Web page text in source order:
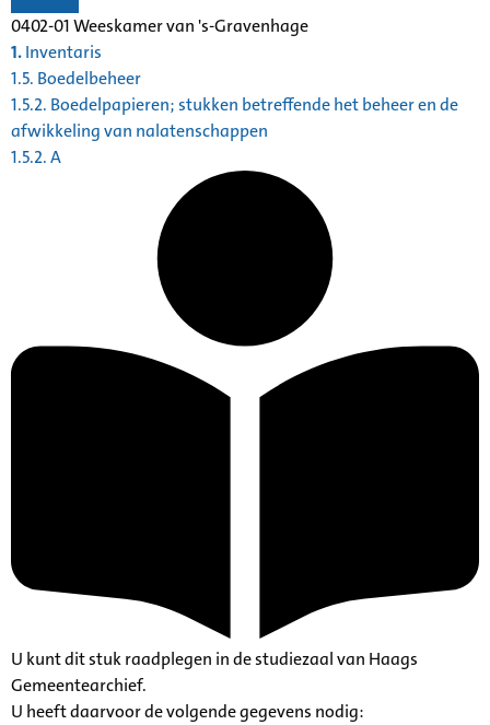
0402-01 Weeskamer van 's-Gravenhage
1.Inventaris
1.5. Boedelbeheer
1.5.2. Boedelpapieren; stukken betreffende het beheer en de
afwikkeling van nalatenschappen
1.5.2. A
U kunt dit stuk raadplegen in de studiezaal van Haags
Gemeentearchief.
U heeft daarvoor de volgende gegevens nodig: